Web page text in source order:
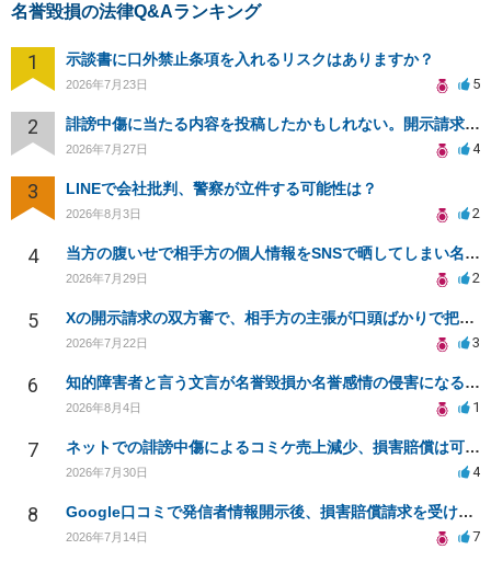
名誉毀損の法律Q&Aランキング
1 示談書に口外禁止条項を入れるリスクはありますか？
2026年7月23日 5
2 誹謗中傷に当たる内容を投稿したかもしれない。開示請求や民事刑事裁判に発展しうるのか教えて欲しい。
2026年7月27日 4
3 LINEで会社批判、警察が立件する可能性は？
2026年8月3日 2
4 当方の腹いせで相手方の個人情報をSNSで晒してしまい名誉毀損させてしまったかもしれない
2026年7月29日 2
5 Xの開示請求の双方審で、相手方の主張が口頭ばかりで把握しきれません
2026年7月22日 3
6 知的障害者と言う文言が名誉毀損か名誉感情の侵害になるか教えてほしい。
2026年8月4日 1
7 ネットでの誹謗中傷によるコミケ売上減少、損害賠償は可能か？
2026年7月30日 4
8 Google口コミで発信者情報開示後、損害賠償請求を受けています。示談について相談です。
2026年7月14日 7